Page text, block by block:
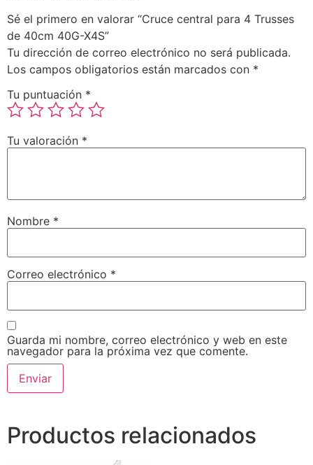
Sé el primero en valorar “Cruce central para 4 Trusses
de 40cm 40G-X4S”
Tu dirección de correo electrónico no será publicada.
Los campos obligatorios están marcados con *
Tu puntuación *
Tu valoración *
Nombre *
Correo electrónico *
Guarda mi nombre, correo electrónico y web en este
navegador para la próxima vez que comente.
Productos relacionados